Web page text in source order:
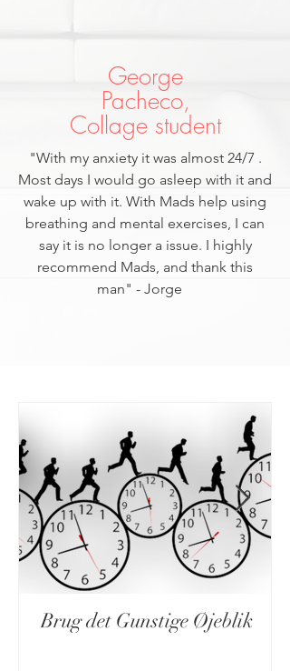
George
Pacheco,
Collage student
"With my anxiety it was almost 24/7 .
Most days I would go asleep with it and
wake up with it. With Mads help using
breathing and mental exercises, I can
say it is no longer a issue. I highly
recommend Mads, and thank this
man" - Jorge
Brug det Gunstige Øjeblik